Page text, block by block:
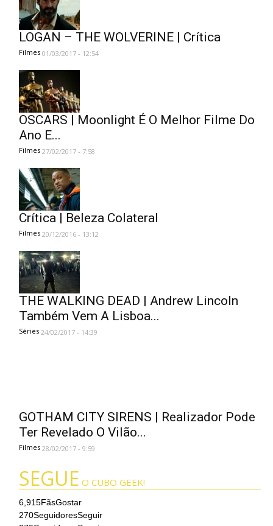
LOGAN – THE WOLVERINE | Crítica
Filmes 01/03/2017 - 12:54
OSCARS | Moonlight É O Melhor Filme Do
Ano E...
Filmes 27/02/2017 - 7:58
Crítica | Beleza Colateral
Filmes 20/12/2016 - 13:12
THE WALKING DEAD | Andrew Lincoln
Também Vem A Lisboa...
Séries 24/02/2017 - 14:39
GOTHAM CITY SIRENS | Realizador Pode
Ter Revelado O Vilão...
Filmes 28/02/2017 - 9:59
SEGUE O CUBO GEEK!
6,915FãsGostar
270SeguidoresSeguir